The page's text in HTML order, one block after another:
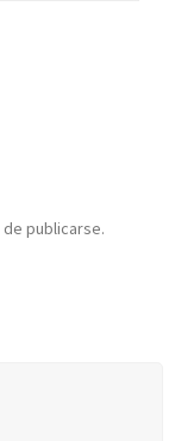
publicarse.